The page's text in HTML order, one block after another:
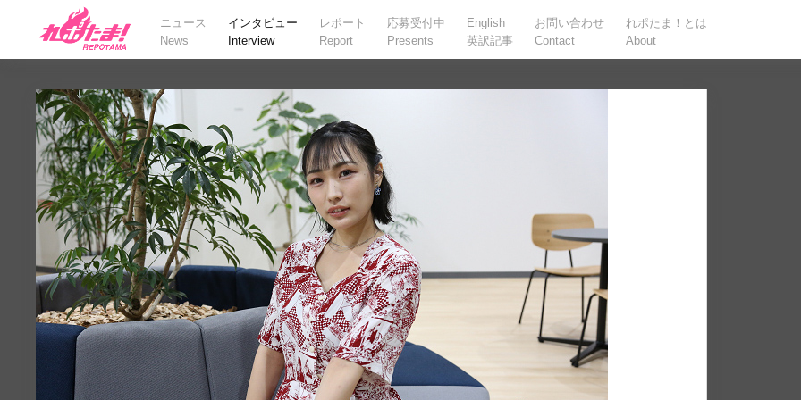
ニュース
News
インタビュー
Interview
レポート
Report
応募受付中
Presents
English
英訳記事
お問い合わせ
Contact
れポたま！とは
About